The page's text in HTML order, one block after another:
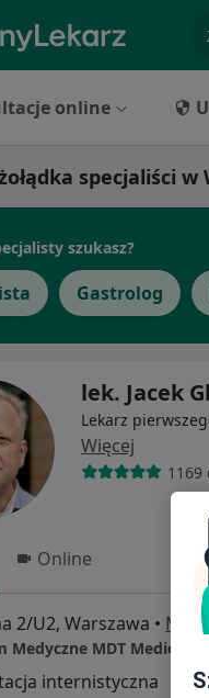
online
specjaliści w
szukasz?
Gastrolog
lek. Jacek
Lekarz
Więcej
1169
Online
2/U2, Warszawa • Mapa
Medyczne MDT Medical
internistyczna